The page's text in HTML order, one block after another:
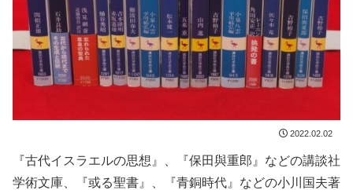
2022.02.02
『古代イスラエルの思想』、『保田與重郎』などの講談社
学術文庫、『或る聖書』、『青銅時代』などの小川国夫著